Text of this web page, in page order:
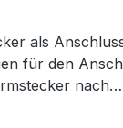
als
für den
nach…